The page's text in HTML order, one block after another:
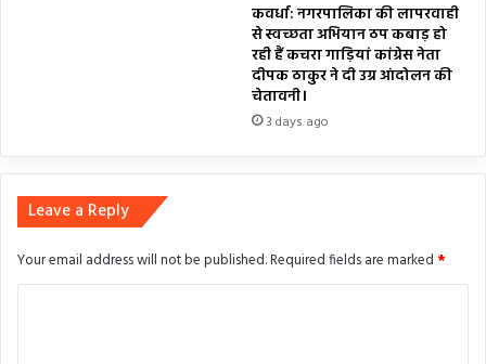
कवर्धा: नगरपालिका की लापरवाही
से स्वच्छता अभियान ठप कबाड़ हो
रही हैं कचरा गाड़ियां कांग्रेस नेता
दीपक ठाकुर ने दी उग्र आंदोलन की
चेतावनी।
3 days ago
Leave a Reply
Your email address will not be published.Required fields are marked *